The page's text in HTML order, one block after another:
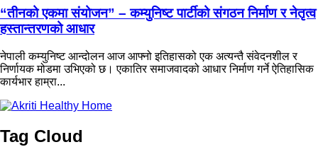
“तीनको एकमा संयोजन” – कम्युनिष्ट पार्टीको संगठन निर्माण र नेतृत्व
हस्तान्तरणको आधार
नेपाली कम्युनिष्ट आन्दोलन आज आफ्नो इतिहासको एक अत्यन्तै संवेदनशील र
निर्णायक मोडमा उभिएको छ। एकातिर समाजवादको आधार निर्माण गर्ने ऐतिहासिक
कार्यभार हाम्रा...
Tag Cloud